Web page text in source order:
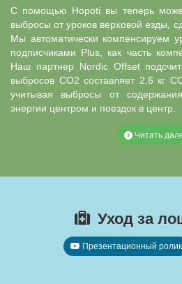
С помощью Hopoti вы теперь
выбросы от уроков верховой езды,
Мы автоматически компенсируем
подписчиками Plus, как часть
Наш партнер Nordic Offset
выбросов CO2 составляет 2,6 кг
учитывая выбросы от
энергии центром и поездок в центр.
Читать
Уход за
Презентационный ролик